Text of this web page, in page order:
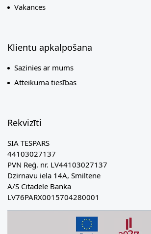
Vakances
Klientu apkalpošana
Sazinies ar mums
Atteikuma tiesības
Rekvizīti
SIA TESPARS
44103027137
PVN Reģ. nr. LV44103027137
Dzirnavu iela 14A, Smiltene
A/S Citadele Banka
LV76PARX0015704280001